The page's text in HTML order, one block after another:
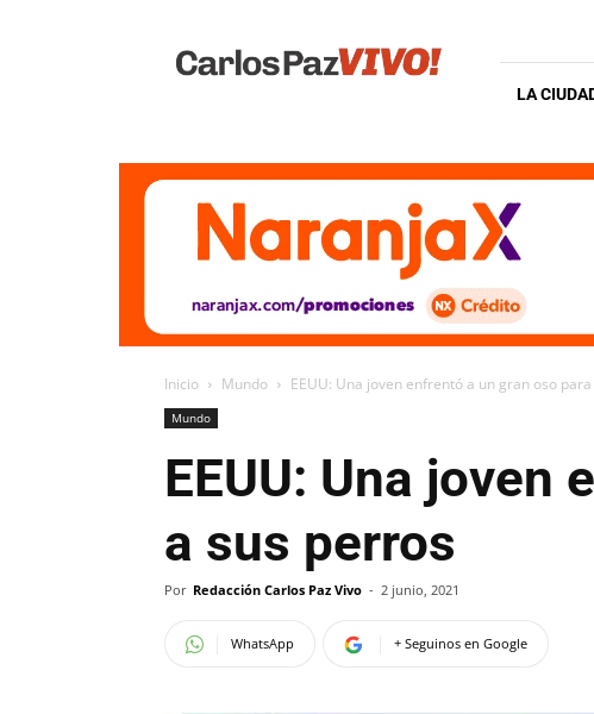
Vivo
LA
Inicio Mundo EEUU: Una joven enfrentó a un gran oso
Mundo
EEUU: Una joven
a sus perros
Por Redacción Carlos Paz Vivo - 2 junio, 2021
WhatsApp + Seguinos en Google